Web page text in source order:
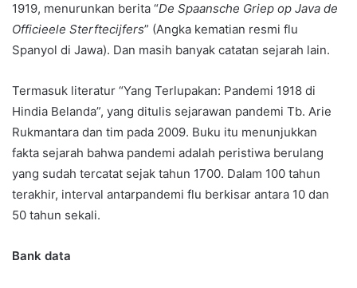
1919, menurunkan berita “De Spaansche Griep op Java de
Officieele Sterftecijfers” (Angka kematian resmi flu
Spanyol di Jawa). Dan masih banyak catatan sejarah lain.
Termasuk literatur “Yang Terlupakan: Pandemi 1918 di
Hindia Belanda”, yang ditulis sejarawan pandemi Tb. Arie
Rukmantara dan tim pada 2009. Buku itu menunjukkan
fakta sejarah bahwa pandemi adalah peristiwa berulang
yang sudah tercatat sejak tahun 1700. Dalam 100 tahun
terakhir, interval antarpandemi flu berkisar antara 10 dan
50 tahun sekali.
Bank data